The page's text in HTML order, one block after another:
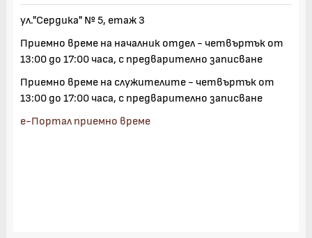
ул."Сердика" № 5, етаж 3
Приемно време на началник отдел - четвъртък от
13:00 до 17:00 часа, с предварително записване
Приемно време на служителите - четвъртък от
13:00 до 17:00 часа, с предварително записване
е-Портал приемно време